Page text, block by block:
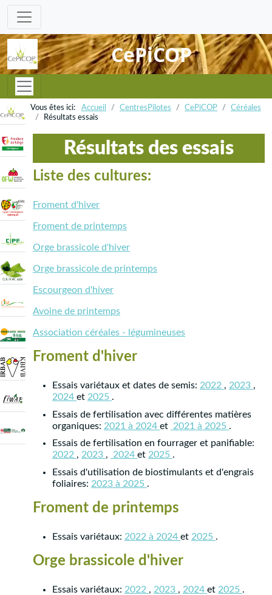
CePiCOP
Accueil CentresPilotes CePiCOP
Céréales
Résultats essais
Résultats des essais
Liste des cultures:
Froment d'hiver
Froment de printemps
Orge brassicole d'hiver
Orge brassicole de printemps
Escourgeon d'hiver
Avoine de printemps
Association céréales - légumineuses
Froment d'hiver
Essais variétaux et dates de semis: 2022 , 2023 ,
2024 et 2025 .
Essais de fertilisation avec différentes matières
organiques: 2021 à 2024 et 2021 à 2025 .
Essais de fertilisation en fourrager et panifiable:
2022 , 2023 , 2024 et 2025 .
Essais d'utilisation de biostimulants et d'engrais
foliaires: 2023 à 2025 .
Froment de printemps
Essais variétaux: 2022 à 2024 et 2025 .
Orge brassicole d'hiver
Essais variétaux: 2022 , 2023 , 2024 et 2025 .